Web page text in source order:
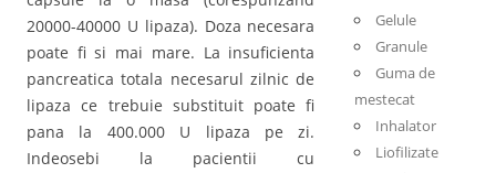
20000-40000 U lipaza). Doza necesara
poate fi si mai mare. La insuficienta
pancreatica totala necesarul zilnic de
lipaza ce trebuie substituit poate fi
pana la 400.000 U lipaza pe zi.
Indeosebi la pacientii cu
Gelule
Granule
Guma de
mestecat
Inhalator
Liofilizate